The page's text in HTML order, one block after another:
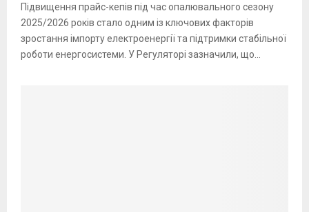
Підвищення прайс-кепів під час опалювального сезону
2025/2026 років стало одним із ключових факторів
зростання імпорту електроенергії та підтримки стабільної
роботи енергосистеми. У Регуляторі зазначили, що...